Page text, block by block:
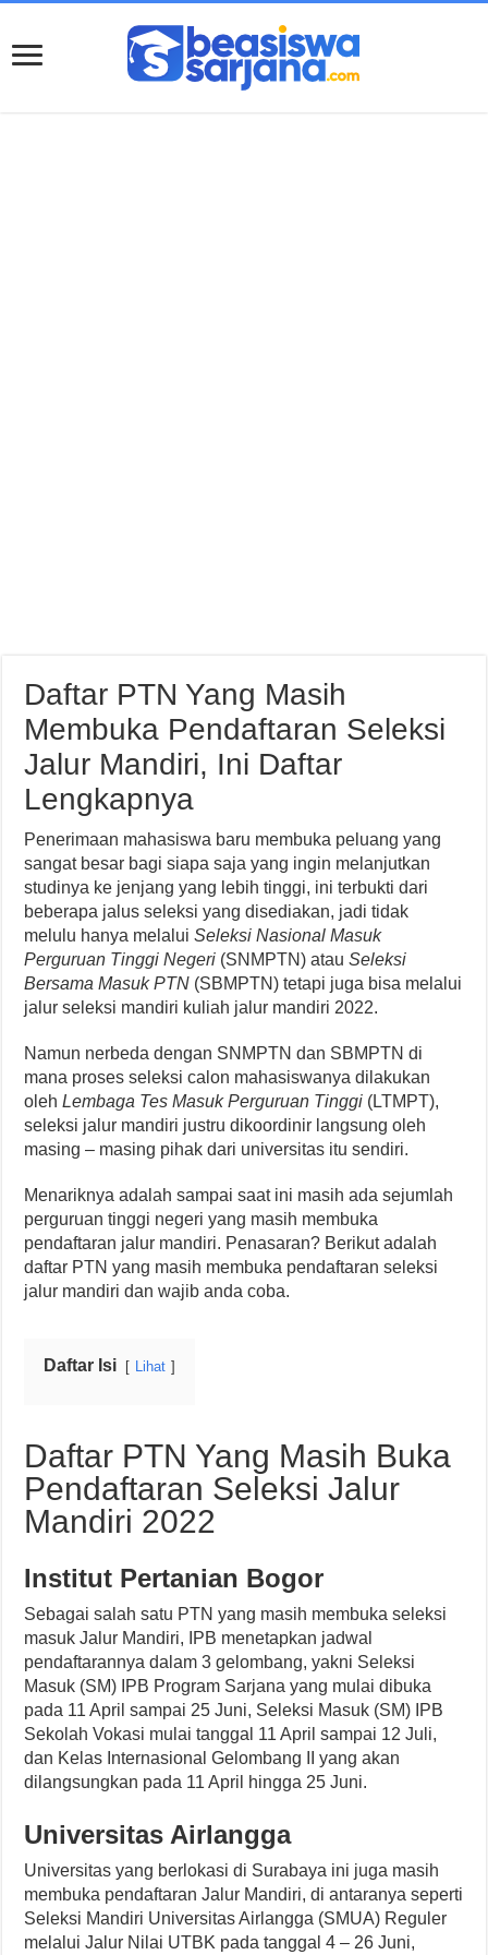
Daftar PTN Yang Masih
Membuka Pendaftaran Seleksi
Jalur Mandiri, Ini Daftar
Lengkapnya
Penerimaan mahasiswa baru membuka peluang yang
sangat besar bagi siapa saja yang ingin melanjutkan
studinya ke jenjang yang lebih tinggi, ini terbukti dari
beberapa jalus seleksi yang disediakan, jadi tidak
melulu hanya melaluiSeleksi Nasional Masuk
Perguruan Tinggi Negeri (SNMPTN) atauSeleksi
Bersama Masuk PTN (SBMPTN) tetapi juga bisa melalui
jalur seleksi mandiri kuliah jalur mandiri 2022.
Namun nerbeda dengan SNMPTN dan SBMPTN di
mana proses seleksi calon mahasiswanya dilakukan
olehLembaga Tes Masuk Perguruan Tinggi (LTMPT),
seleksi jalur mandiri justru dikoordinir langsung oleh
masing – masing pihak dari universitas itu sendiri.
Menariknya adalah sampai saat ini masih ada sejumlah
perguruan tinggi negeri yang masih membuka
pendaftaran jalur mandiri. Penasaran? Berikut adalah
daftar PTN yang masih membuka pendaftaran seleksi
jalur mandiri dan wajib anda coba.
Daftar Isi Lihat
Daftar PTN Yang Masih Buka
Pendaftaran Seleksi Jalur
Mandiri 2022
Institut Pertanian Bogor
Sebagai salah satu PTN yang masih membuka seleksi
masuk Jalur Mandiri, IPB menetapkan jadwal
pendaftarannya dalam 3 gelombang, yakni Seleksi
Masuk (SM) IPB Program Sarjana yang mulai dibuka
pada 11 April sampai 25 Juni, Seleksi Masuk (SM) IPB
Sekolah Vokasi mulai tanggal 11 April sampai 12 Juli,
dan Kelas Internasional Gelombang II yang akan
dilangsungkan pada 11 April hingga 25 Juni.
Universitas Airlangga
Universitas yang berlokasi di Surabaya ini juga masih
membuka pendaftaran Jalur Mandiri, di antaranya seperti
Seleksi Mandiri Universitas Airlangga (SMUA) Reguler
melalui Jalur Nilai UTBK pada tanggal 4 – 26 Juni,